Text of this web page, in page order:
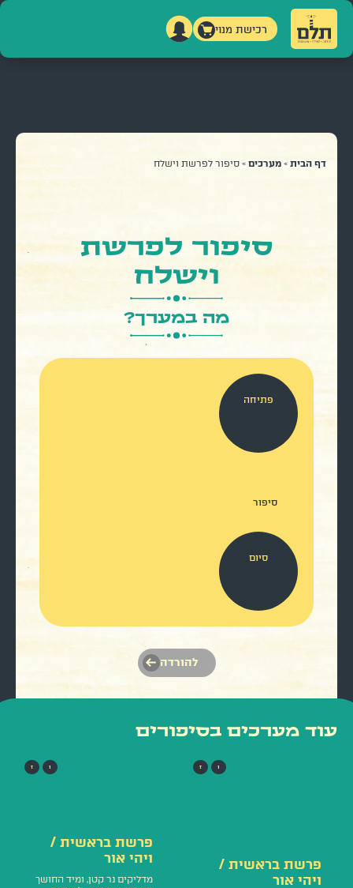
רכישת מנוי
דף הבית » מערכים » סיפור לפרשת וישלח
סיפור לפרשת
וישלח
מה במערך?
פתיחה
סיפור
סיום
להורדה
עוד מערכים בסיפורים
ו ז
פרשת בראשית /
ויהי אור
ו ז
פרשת בראשית /
ויהי אור
מדליקים נר קטן, ומיד החושך